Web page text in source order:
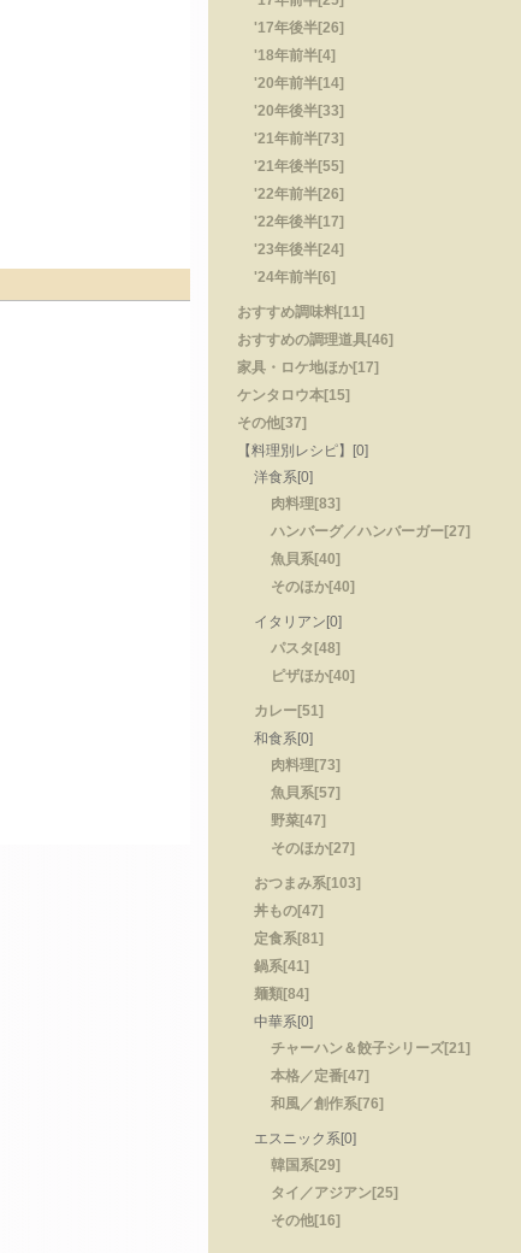
'17年後半[26]
'18年前半[4]
'20年前半[14]
'20年後半[33]
'21年前半[73]
'21年後半[55]
'22年前半[26]
'22年後半[17]
'23年後半[24]
'24年前半[6]
おすすめ調味料[11]
おすすめの調理道具[46]
家具・ロケ地ほか[17]
ケンタロウ本[15]
その他[37]
【料理別レシピ】[0]
洋食系[0]
肉料理[83]
ハンバーグ／ハンバーガー[27]
魚貝系[40]
そのほか[40]
イタリアン[0]
パスタ[48]
ピザほか[40]
カレー[51]
和食系[0]
肉料理[73]
魚貝系[57]
野菜[47]
そのほか[27]
おつまみ系[103]
丼もの[47]
定食系[81]
鍋系[41]
麺類[84]
中華系[0]
チャーハン＆餃子シリーズ[21]
本格／定番[47]
和風／創作系[76]
エスニック系[0]
韓国系[29]
タイ／アジアン[25]
その他[16]